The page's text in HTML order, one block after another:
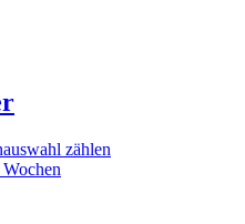
zählen